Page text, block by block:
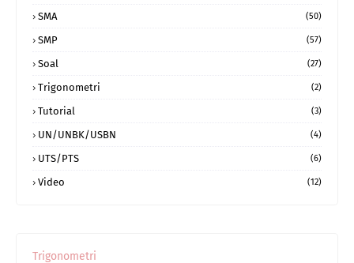
SMA (50)
SMP (57)
Soal (27)
Trigonometri (2)
Tutorial (3)
UN/UNBK/USBN (4)
UTS/PTS (6)
Video (12)
Trigonometri